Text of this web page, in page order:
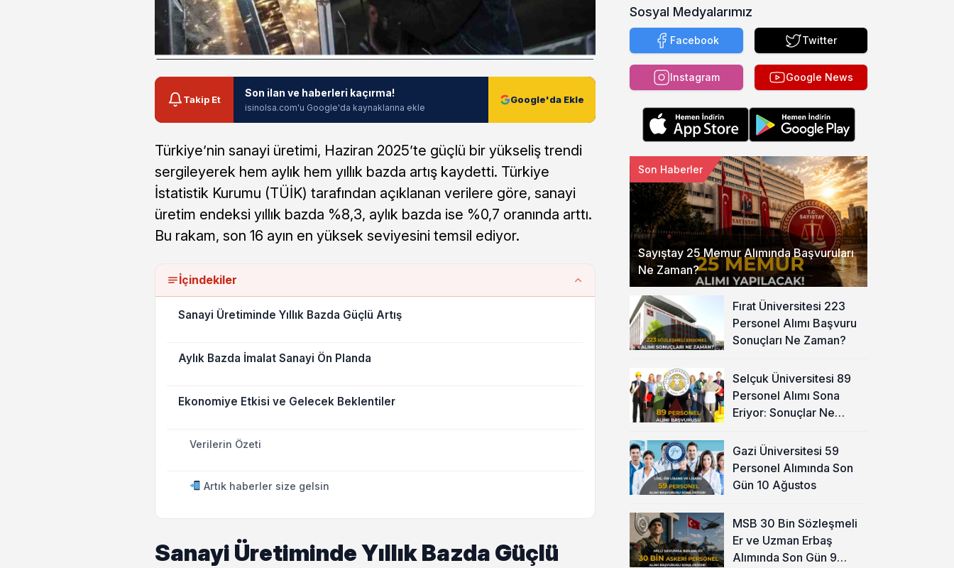
Takip Et
Son ilan ve haberleri kaçırma!
isinolsa.com'u Google'da kaynaklarına ekle
Google'da Ekle
Türkiye’nin sanayi üretimi, Haziran 2025’te güçlü bir yükseliş trendi
sergileyerek hem aylık hem yıllık bazda artış kaydetti. Türkiye
İstatistik Kurumu (TÜİK) tarafından açıklanan verilere göre, sanayi
üretim endeksi yıllık bazda %8,3, aylık bazda ise %0,7 oranında arttı.
Bu rakam, son 16 ayın en yüksek seviyesini temsil ediyor.
İçindekiler
Sanayi Üretiminde Yıllık Bazda Güçlü Artış
Aylık Bazda İmalat Sanayi Ön Planda
Ekonomiye Etkisi ve Gelecek Beklentiler
Verilerin Özeti
Artık haberler size gelsin
Sanayi Üretiminde Yıllık Bazda Güçlü
Sosyal Medyalarımız
Facebook Twitter
Instagram Google News
Sayıştay 25 Memur Alımında Başvuruları
Ne Zaman?
Son Haberler
Fırat Üniversitesi 223
Personel Alımı Başvuru
Sonuçları Ne Zaman?
Selçuk Üniversitesi 89
Personel Alımı Sona
Eriyor: Sonuçlar Ne
Gazi Üniversitesi 59
Personel Alımında Son
Gün 10 Ağustos
MSB 30 Bin Sözleşmeli
Er ve Uzman Erbaş
Alımında Son Gün 9